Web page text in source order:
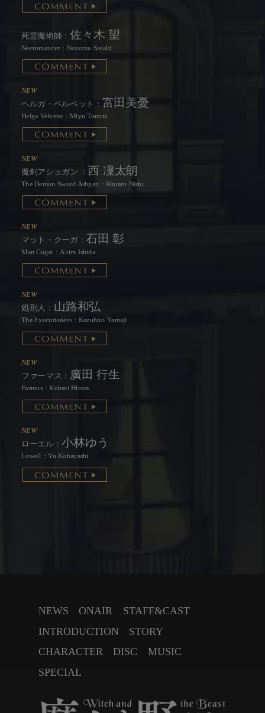
死霊魔術師： 佐々木 望
Necromancer：Nozomu Sasaki
NEW
ヘルガ・ベルベット： 富⽥美憂
Helga Velvette：Miyu Tomita
NEW
魔剣アシュガン ： ⻄ 凜太朗
The Demon Sword Ashgan：Rintaro Nishi
NEW
マット・クーガ：石田 彰
Matt Cugat：Akira Ishida
NEW
処刑人： 山路和弘
The Executioners：Kazuhiro Yamaji
NEW
ファーマス： 廣田 行生
Farmus：Kohsei Hirota
NEW
ローエル：小林ゆう
Lowell：Yu Kobayashi
NEWS ONAIR
STAFF&CAST
INTRODUCTION
STORY
CHARACTER
DISC
MUSIC
SPECIAL